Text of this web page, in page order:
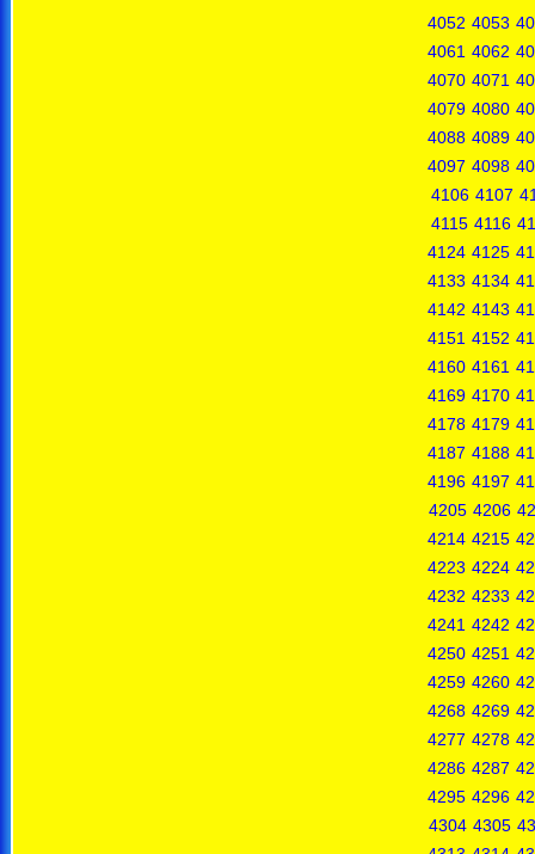
4052 4053
4061 4062
4070 4071
4079 4080
4088 4089
4097 4098
4106 4107
4115 4116
4124 4125
4133 4134
4142 4143
4151 4152
4160 4161
4169 4170
4178 4179
4187 4188
4196 4197
4205 4206
4214 4215
4223 4224
4232 4233
4241 4242
4250 4251
4259 4260
4268 4269
4277 4278
4286 4287
4295 4296
4304 4305